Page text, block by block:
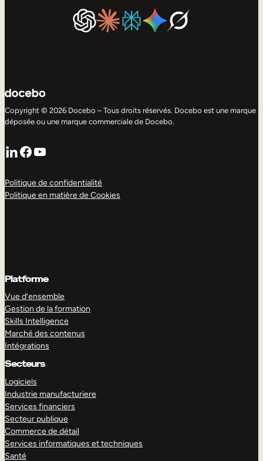
Copyright © 2026 Docebo – Tous droits réservés. Docebo est une marque
déposée ou une marque commerciale de Docebo.
LinkedIn
Facebook
YouTube
Politique de confidentialité
Politique en matière de Cookies
Platforme
Vue d’ensemble
Gestion de la formation
Skills Intelligence
Marché des contenus
Intégrations
Secteurs
Logiciels
Industrie manufacturiere
Services financiers
Secteur publique
Commerce de détail
Services informatiques et techniques
Santé